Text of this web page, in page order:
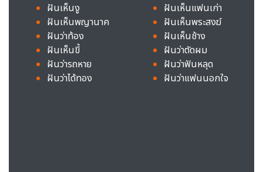
ฝันเห็นงู
ฝันเห็นพญานาค
ฝันว่าท้อง
ฝันเห็นขี้
ฝันว่ารถหาย
ฝันว่าได้ทอง
ฝันเห็นแฟนเก่า
ฝันเห็นพระสงฆ์
ฝันเห็นช้าง
ฝันว่าตัดผม
ฝันว่าฟันหลุด
ฝันว่าแฟนนอกใจ